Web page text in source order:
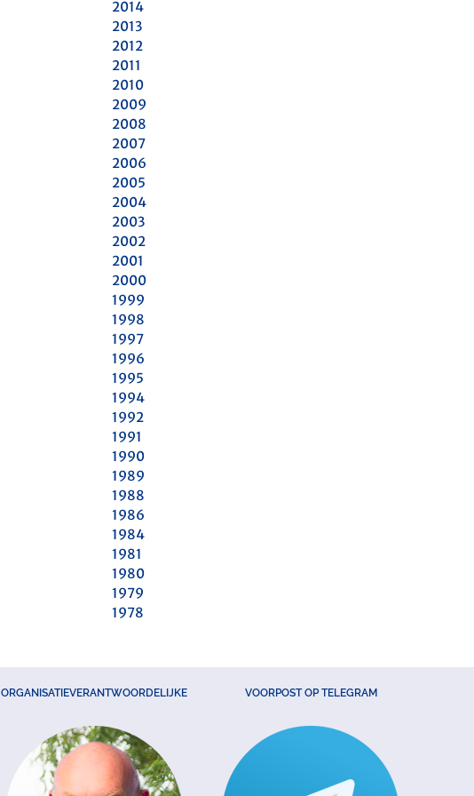
2014
2013
2012
2011
2010
2009
2008
2007
2006
2005
2004
2003
2002
2001
2000
1999
1998
1997
1996
1995
1994
1992
1991
1990
1989
1988
1986
1984
1981
1980
1979
1978
ORGANISATIEVERANTWOORDELIJKE VOORPOST OP TELEGRAM